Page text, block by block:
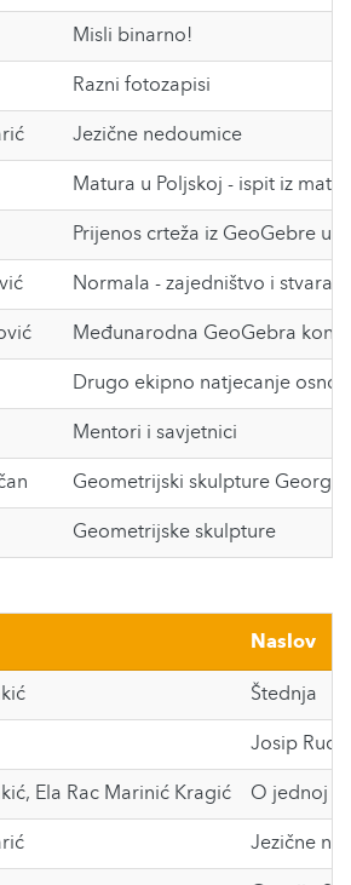
Misli binarno!
Razni fotozapisi
Jezične nedoumice
Matura u Poljskoj - ispit iz
Prijenos crteža iz GeoGebre u
Normala - zajedništvo i
Međunarodna GeoGebra
Drugo ekipno natjecanje
Mentori i savjetnici
Geometrijski skulpture Georga
Geometrijske skulpture
Naslov
Štednja
Josip
, Ela Rac Marinić Kragić O jednoj
Jezične